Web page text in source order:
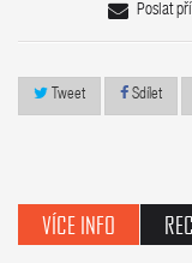
Poslat
Tweet Sdílet
VÍCE INFO